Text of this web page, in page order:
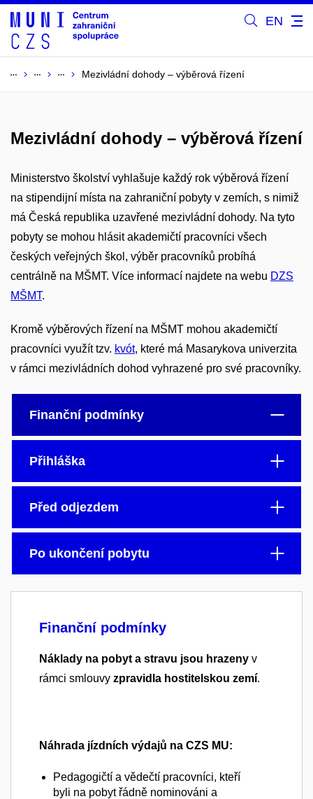
EN
Mezivládní dohody – výběrová řízení
Mezivládní dohody – výběrová řízení
Ministerstvo školství vyhlašuje každý rok výběrová řízení
na stipendijní místa na zahraniční pobyty v zemích, s nimiž
má Česká republika uzavřené mezivládní dohody. Na tyto
pobyty se mohou hlásit akademičtí pracovníci všech
českých veřejných škol, výběr pracovníků probíhá
centrálně na MŠMT. Více informací najdete na webu DZS
MŠMT.
Kromě výběrových řízení na MŠMT mohou akademičtí
pracovníci využít tzv. kvót, které má Masarykova univerzita
v rámci mezivládních dohod vyhrazené pro své pracovníky.
Finanční podmínky
Přihláška
Před odjezdem
Po ukončení pobytu
Finanční podmínky
Náklady na pobyt a stravu jsou hrazeny v
rámci smlouvy zpravidla hostitelskou zemí.
Náhrada jízdních výdajů na CZS MU:
Pedagogičtí a vědečtí pracovníci, kteří
byli na pobyt řádně nominováni a